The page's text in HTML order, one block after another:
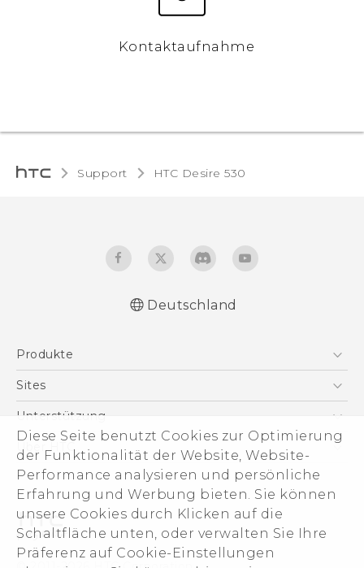
Diese Seite benutzt Cookies zur Optimierung
der Funktionalität der Website, Website-
Performance analysieren und persönliche
Erfahrung und Werbung bieten. Sie können
unsere Cookies durch Klicken auf die
Schaltfläche unten, oder verwalten Sie Ihre
Präferenz auf Cookie-Einstellungen
Kontaktaufnahme
Support HTC Desire 530‎
English - User manual
Deutschland
Produkte
Smartphones
VIVE
Zubehör
Sites
HTC Dev
HTC Vive
Unterstützung
Unterstützung
eCommerce Support
Über HTC
ESG
Impressum
Investor
Cookie Preferences